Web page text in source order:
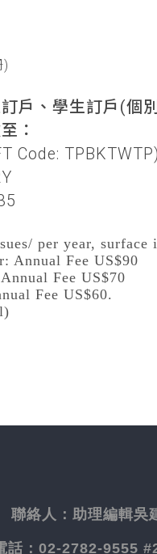
)
戶、學生訂戶(個
：
Code: TPBKTWTP)
per year, surface
Annual Fee US$90
Fee US$70
Fee US$60.
聯絡人： 助理編輯
話： 02-2782-9555